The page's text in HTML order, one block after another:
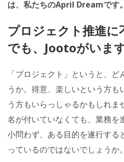
は、私たちのApril Dreamです。
プロジェクト推進に
でも、Jootoがいます
「プロジェクト」というと、
うか。得意、楽しいという方も
う方もいらっしゃるかもしれま
名が付いていなくても、業務を
小問わず、ある目的を遂行する
っているのではないでしょうか。